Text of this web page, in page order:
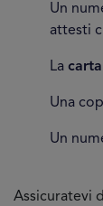
Un
attesti
La
Una
Un
Assicuratevi